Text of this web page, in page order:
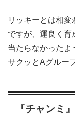
リッキーとは相
ですが、運良く
当たらなかったよ
サクッとAグルー
『チャンミ